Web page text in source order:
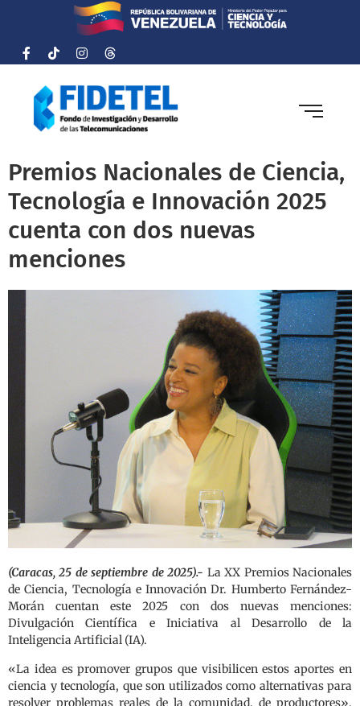
Premios Nacionales de Ciencia,
Tecnología e Innovación 2025
cuenta con dos nuevas
menciones
(Caracas, 25 de septiembre de 2025).- La XX Premios Nacionales
de Ciencia, Tecnología e Innovación Dr. Humberto Fernández-
Morán cuentan este 2025 con dos nuevas menciones:
Divulgación Científica e Iniciativa al Desarrollo de la
Inteligencia Artificial (IA).
«La idea es promover grupos que visibilicen estos aportes en
ciencia y tecnología, que son utilizados como alternativas para
resolver problemas reales de la comunidad, de productores»,